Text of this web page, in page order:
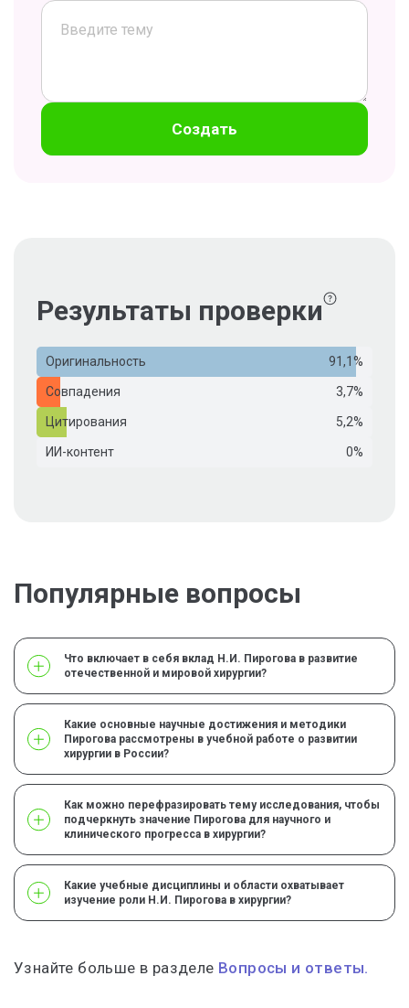
Создать
Результаты проверки
Оригинальность 91,1%
Совпадения 3,7%
Цитирования 5,2%
ИИ-контент 0%
Популярные вопросы
Что включает в себя вклад Н.И. Пирогова в развитие
отечественной и мировой хирургии?
Какие основные научные достижения и методики
Пирогова рассмотрены в учебной работе о развитии
хирургии в России?
Как можно перефразировать тему исследования, чтобы
подчеркнуть значение Пирогова для научного и
клинического прогресса в хирургии?
Какие учебные дисциплины и области охватывает
изучение роли Н.И. Пирогова в хирургии?
Узнайте больше в разделе Вопросы и ответы.